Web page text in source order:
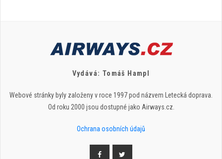
Vydává: Tomáš Hampl
Webové stránky byly založeny v roce 1997 pod názvem Letecká doprava.
Od roku 2000 jsou dostupné jako Airways.cz.
Ochrana osobních údajů